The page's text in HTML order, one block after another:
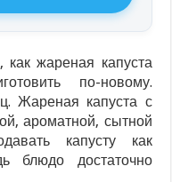
жареная капуста
по-новому.
Жареная капуста с
ароматной, сытной
капусту как
блюдо достаточно